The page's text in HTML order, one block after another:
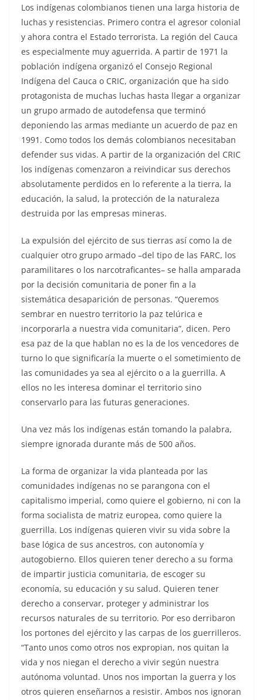
Los indígenas colombianos tienen una larga historia de
luchas y resistencias. Primero contra el agresor colonial
y ahora contra el Estado terrorista. La región del Cauca
es especialmente muy aguerrida. A partir de 1971 la
población indígena organizó el Consejo Regional
Indígena del Cauca o CRIC, organización que ha sido
protagonista de muchas luchas hasta llegar a organizar
un grupo armado de autodefensa que terminó
deponiendo las armas mediante un acuerdo de paz en
1991. Como todos los demás colombianos necesitaban
defender sus vidas. A partir de la organización del CRIC
los indígenas comenzaron a reivindicar sus derechos
absolutamente perdidos en lo referente a la tierra, la
educación, la salud, la protección de la naturaleza
destruida por las empresas mineras.
La expulsión del ejército de sus tierras así como la de
cualquier otro grupo armado –del tipo de las FARC, los
paramilitares o los narcotraficantes– se halla amparada
por la decisión comunitaria de poner fin a la
sistemática desaparición de personas. “Queremos
sembrar en nuestro territorio la paz telúrica e
incorporarla a nuestra vida comunitaria”, dicen. Pero
esa paz de la que hablan no es la de los vencedores de
turno lo que significaría la muerte o el sometimiento de
las comunidades ya sea al ejército o a la guerrilla. A
ellos no les interesa dominar el territorio sino
conservarlo para las futuras generaciones.
Una vez más los indígenas están tomando la palabra,
siempre ignorada durante más de 500 años.
La forma de organizar la vida planteada por las
comunidades indígenas no se parangona con el
capitalismo imperial, como quiere el gobierno, ni con la
forma socialista de matriz europea, como quiere la
guerrilla. Los indígenas quieren vivir su vida sobre la
base lógica de sus ancestros, con autonomía y
autogobierno. Ellos quieren tener derecho a su forma
de impartir justicia comunitaria, de escoger su
economía, su educación y su salud. Quieren tener
derecho a conservar, proteger y administrar los
recursos naturales de su territorio. Por eso derribaron
los portones del ejército y las carpas de los guerrilleros.
“Tanto unos como otros nos expropian, nos quitan la
vida y nos niegan el derecho a vivir según nuestra
autónoma voluntad. Unos nos importan la guerra y los
otros quieren enseñarnos a resistir. Ambos nos ignoran